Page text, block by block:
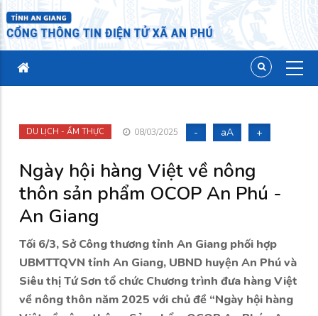
DU LỊCH - ẨM THỰC 08/03/2025 - aA +
Ngày hội hàng Việt về nông
thôn sản phẩm OCOP An Phú -
An Giang
Tối 6/3, Sở Công thương tỉnh An Giang phối hợp
UBMTTQVN tỉnh An Giang, UBND huyện An Phú và
Siêu thị Tứ Sơn tổ chức Chương trình đưa hàng Việt
về nông thôn năm 2025 với chủ đề “Ngày hội hàng